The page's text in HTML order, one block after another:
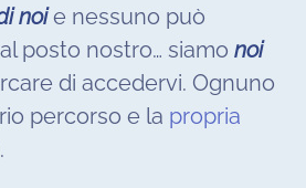
noie nessuno può
posto nostro… siamo noi
di accedervi. Ognuno
percorso e la propria